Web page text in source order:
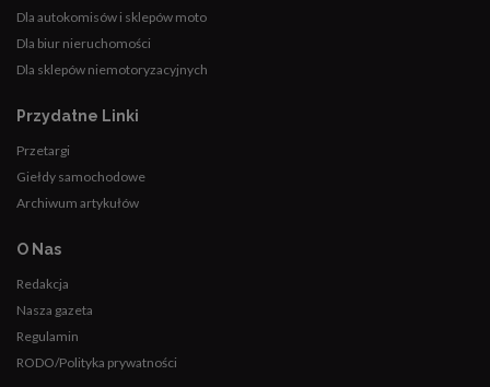
Dla autokomisów i sklepów moto
Dla biur nieruchomości
Dla sklepów niemotoryzacyjnych
Przydatne Linki
Przetargi
Giełdy samochodowe
Archiwum artykułów
O Nas
Redakcja
Nasza gazeta
Regulamin
RODO/Polityka prywatności